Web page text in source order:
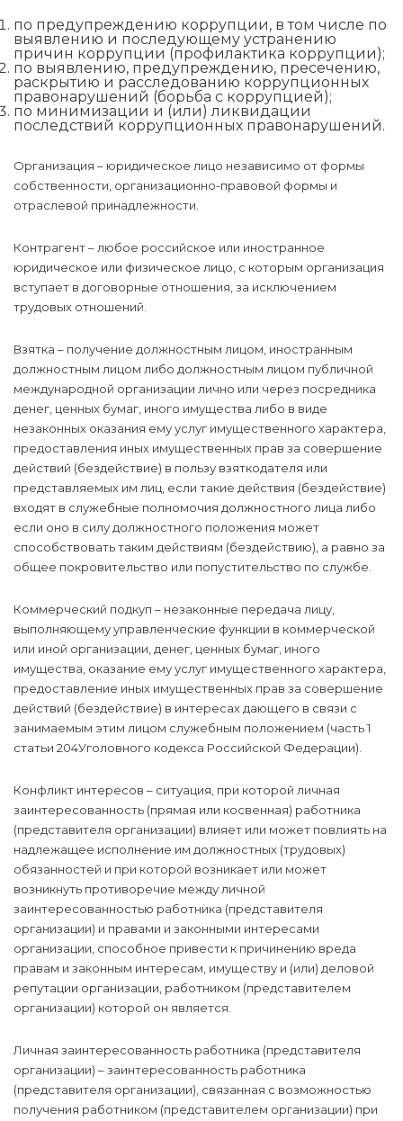
по предупреждению коррупции, в том числе по
выявлению и последующему устранению
причин коррупции (профилактика коррупции);
по выявлению, предупреждению, пресечению,
раскрытию и расследованию коррупционных
правонарушений (борьба с коррупцией);
по минимизации и (или) ликвидации
последствий коррупционных правонарушений.
Организация – юридическое лицо независимо от формы
собственности, организационно-правовой формы и
отраслевой принадлежности.
Контрагент – любое российское или иностранное
юридическое или физическое лицо, с которым организация
вступает в договорные отношения, за исключением
трудовых отношений.
Взятка – получение должностным лицом, иностранным
должностным лицом либо должностным лицом публичной
международной организации лично или через посредника
денег, ценных бумаг, иного имущества либо в виде
незаконных оказания ему услуг имущественного характера,
предоставления иных имущественных прав за совершение
действий (бездействие) в пользу взяткодателя или
представляемых им лиц, если такие действия (бездействие)
входят в служебные полномочия должностного лица либо
если оно в силу должностного положения может
способствовать таким действиям (бездействию), а равно за
общее покровительство или попустительство по службе.
Коммерческий подкуп – незаконные передача лицу,
выполняющему управленческие функции в коммерческой
или иной организации, денег, ценных бумаг, иного
имущества, оказание ему услуг имущественного характера,
предоставление иных имущественных прав за совершение
действий (бездействие) в интересах дающего в связи с
занимаемым этим лицом служебным положением (часть 1
статьи 204Уголовного кодекса Российской Федерации).
Конфликт интересов – ситуация, при которой личная
заинтересованность (прямая или косвенная) работника
(представителя организации) влияет или может повлиять на
надлежащее исполнение им должностных (трудовых)
обязанностей и при которой возникает или может
возникнуть противоречие между личной
заинтересованностью работника (представителя
организации) и правами и законными интересами
организации, способное привести к причинению вреда
правам и законным интересам, имуществу и (или) деловой
репутации организации, работником (представителем
организации) которой он является.
Личная заинтересованность работника (представителя
организации) – заинтересованность работника
(представителя организации), связанная с возможностью
получения работником (представителем организации) при